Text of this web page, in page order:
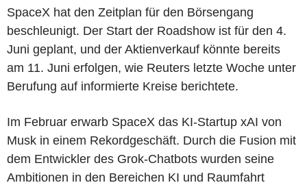
SpaceX hat den Zeitplan für den Börsengang
beschleunigt. Der Start der Roadshow ist für den 4.
Juni geplant, und der Aktienverkauf könnte bereits
am 11. Juni erfolgen, wie Reuters letzte Woche unter
Berufung auf informierte Kreise berichtete.
Im Februar erwarb SpaceX das KI-Startup xAI von
Musk in einem Rekordgeschäft. Durch die Fusion mit
dem Entwickler des Grok-Chatbots wurden seine
Ambitionen in den Bereichen KI und Raumfahrt